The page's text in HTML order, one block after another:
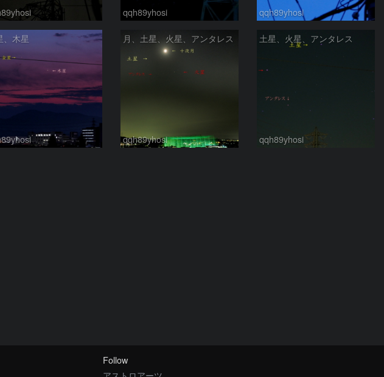
qqh89yhosi qqh89yhosi
、木星 月、土星、火星、アンタレス
qqh89yhosi
土星、火星、アンタレス
qqh89yhosi
Follow